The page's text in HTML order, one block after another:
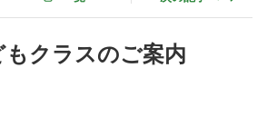
もクラスのご案内